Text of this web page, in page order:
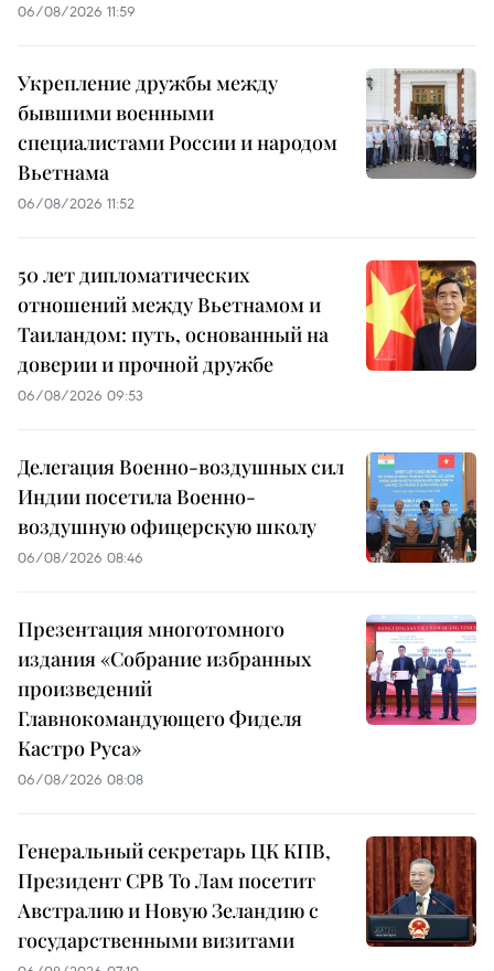
06/08/2026 11:59
Укрепление дружбы между
бывшими военными
специалистами России и народом
Вьетнама
06/08/2026 11:52
50 лет дипломатических
отношений между Вьетнамом и
Таиландом: путь, основанный на
доверии и прочной дружбе
06/08/2026 09:53
Делегация Военно-воздушных сил
Индии посетила Военно-
воздушную офицерскую школу
06/08/2026 08:46
Презентация многотомного
издания «Собрание избранных
произведений
Главнокомандующего Фиделя
Кастро Руса»
06/08/2026 08:08
Генеральный секретарь ЦК КПВ,
Президент СРВ То Лам посетит
Австралию и Новую Зеландию с
государственными визитами